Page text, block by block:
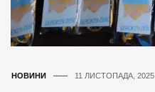
НОВИНИ 11 ЛИСТОПАДА, 2025